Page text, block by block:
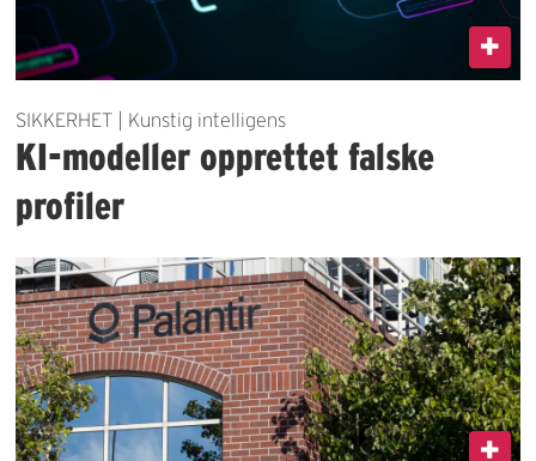
SIKKERHET | Kunstig intelligens
KI-modeller opprettet falske
profiler